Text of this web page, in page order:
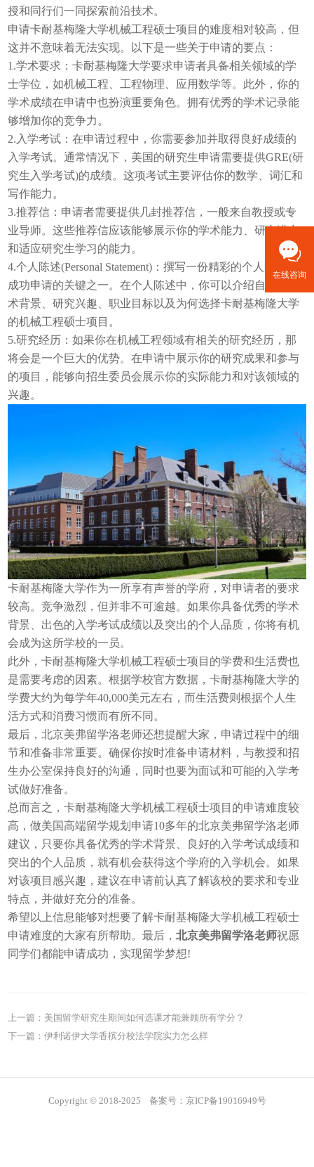
授和同行们一同探索前沿技术。
申请卡耐基梅隆大学机械工程硕士项目的难度相对较高，但
这并不意味着无法实现。以下是一些关于申请的要点：
1.学术要求：卡耐基梅隆大学要求申请者具备相关领域的学
士学位，如机械工程、工程物理、应用数学等。此外，你的
学术成绩在申请中也扮演重要角色。拥有优秀的学术记录能
够增加你的竞争力。
2.入学考试：在申请过程中，你需要参加并取得良好成绩的
入学考试。通常情况下，美国的研究生申请需要提供GRE(研
究生入学考试)的成绩。这项考试主要评估你的数学、词汇和
写作能力。
3.推荐信：申请者需要提供几封推荐信，一般来自教授或专
业导师。这些推荐信应该能够展示你的学术能力、研究潜力
和适应研究生学习的能力。
4.个人陈述(Personal Statement)：撰写一份精彩的个人陈述是
成功申请的关键之一。在个人陈述中，你可以介绍自己的学
术背景、研究兴趣、职业目标以及为何选择卡耐基梅隆大学
的机械工程硕士项目。
5.研究经历：如果你在机械工程领域有相关的研究经历，那
将会是一个巨大的优势。在申请中展示你的研究成果和参与
的项目，能够向招生委员会展示你的实际能力和对该领域的
兴趣。
卡耐基梅隆大学作为一所享有声誉的学府，对申请者的要求
较高。竞争激烈，但并非不可逾越。如果你具备优秀的学术
背景、出色的入学考试成绩以及突出的个人品质，你将有机
会成为这所学校的一员。
此外，卡耐基梅隆大学机械工程硕士项目的学费和生活费也
是需要考虑的因素。根据学校官方数据，卡耐基梅隆大学的
学费大约为每学年40,000美元左右，而生活费则根据个人生
活方式和消费习惯而有所不同。
最后，北京美弗留学洛老师还想提醒大家，申请过程中的细
节和准备非常重要。确保你按时准备申请材料，与教授和招
生办公室保持良好的沟通，同时也要为面试和可能的入学考
试做好准备。
总而言之，卡耐基梅隆大学机械工程硕士项目的申请难度较
高，做美国高端留学规划申请10多年的北京美弗留学洛老师
建议，只要你具备优秀的学术背景、良好的入学考试成绩和
突出的个人品质，就有机会获得这个学府的入学机会。如果
对该项目感兴趣，建议在申请前认真了解该校的要求和专业
特点，并做好充分的准备。
希望以上信息能够对想要了解卡耐基梅隆大学机械工程硕士
申请难度的大家有所帮助。最后，北京美弗留学洛老师祝愿
同学们都能申请成功，实现留学梦想!
上一篇： 美国留学研究生期间如何选课才能兼顾所有学分？
下一篇：伊利诺伊大学香槟分校法学院实力怎么样
Copyright © 2018-2025 备案号：京ICP备19016949号
在线咨询